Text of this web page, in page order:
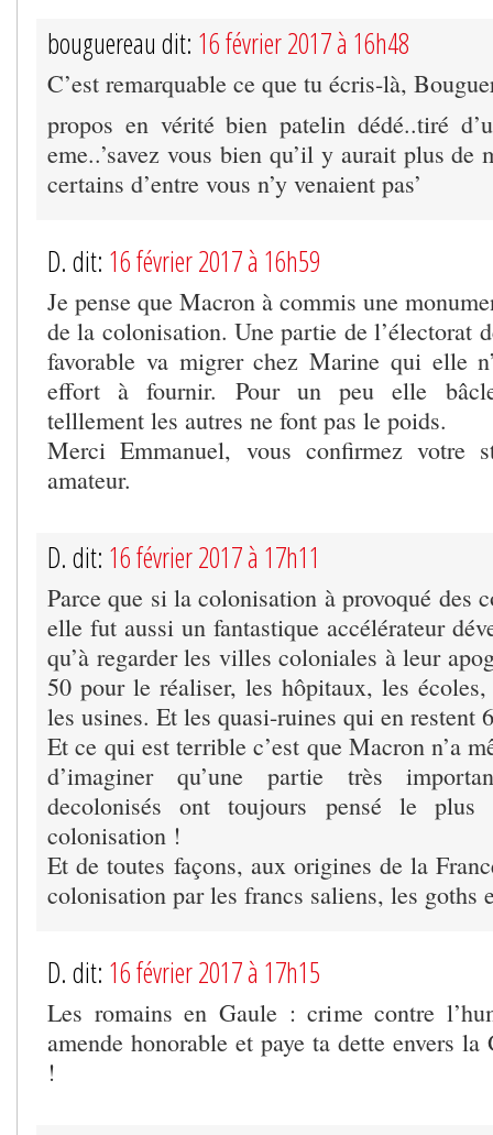
bouguereau dit: 16 février 2017 à 16h48
C’est remarquable ce que tu écris-là,
propos en vérité bien patelin dédé..tiré
eme..’savez vous bien qu’il y aurait plus de
certains d’entre vous n’y venaient pas’
D. dit: 16 février 2017 à 16h59
Je pense que Macron à commis une
de la colonisation. Une partie de l’électorat
favorable va migrer chez Marine qui elle
effort à fournir. Pour un peu elle
telllement les autres ne font pas le poids.
Merci Emmanuel, vous confirmez votre
amateur.
D. dit: 16 février 2017 à 17h11
Parce que si la colonisation à provoqué des
elle fut aussi un fantastique accélérateur
qu’à regarder les villes coloniales à leur
50 pour le réaliser, les hôpitaux, les
les usines. Et les quasi-ruines qui en restent
Et ce qui est terrible c’est que Macron n’a
d’imaginer qu’une partie très
decolonisés ont toujours pensé le
colonisation !
Et de toutes façons, aux origines de la
colonisation par les francs saliens, les goths
D. dit: 16 février 2017 à 17h15
Les romains en Gaule : crime contre
amende honorable et paye ta dette envers
!